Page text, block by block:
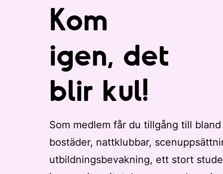
Kom
igen, det
blir kul!
Som medlem får du tillgång till
bostäder, nattklubbar,
utbildningsbevakning, ett stort